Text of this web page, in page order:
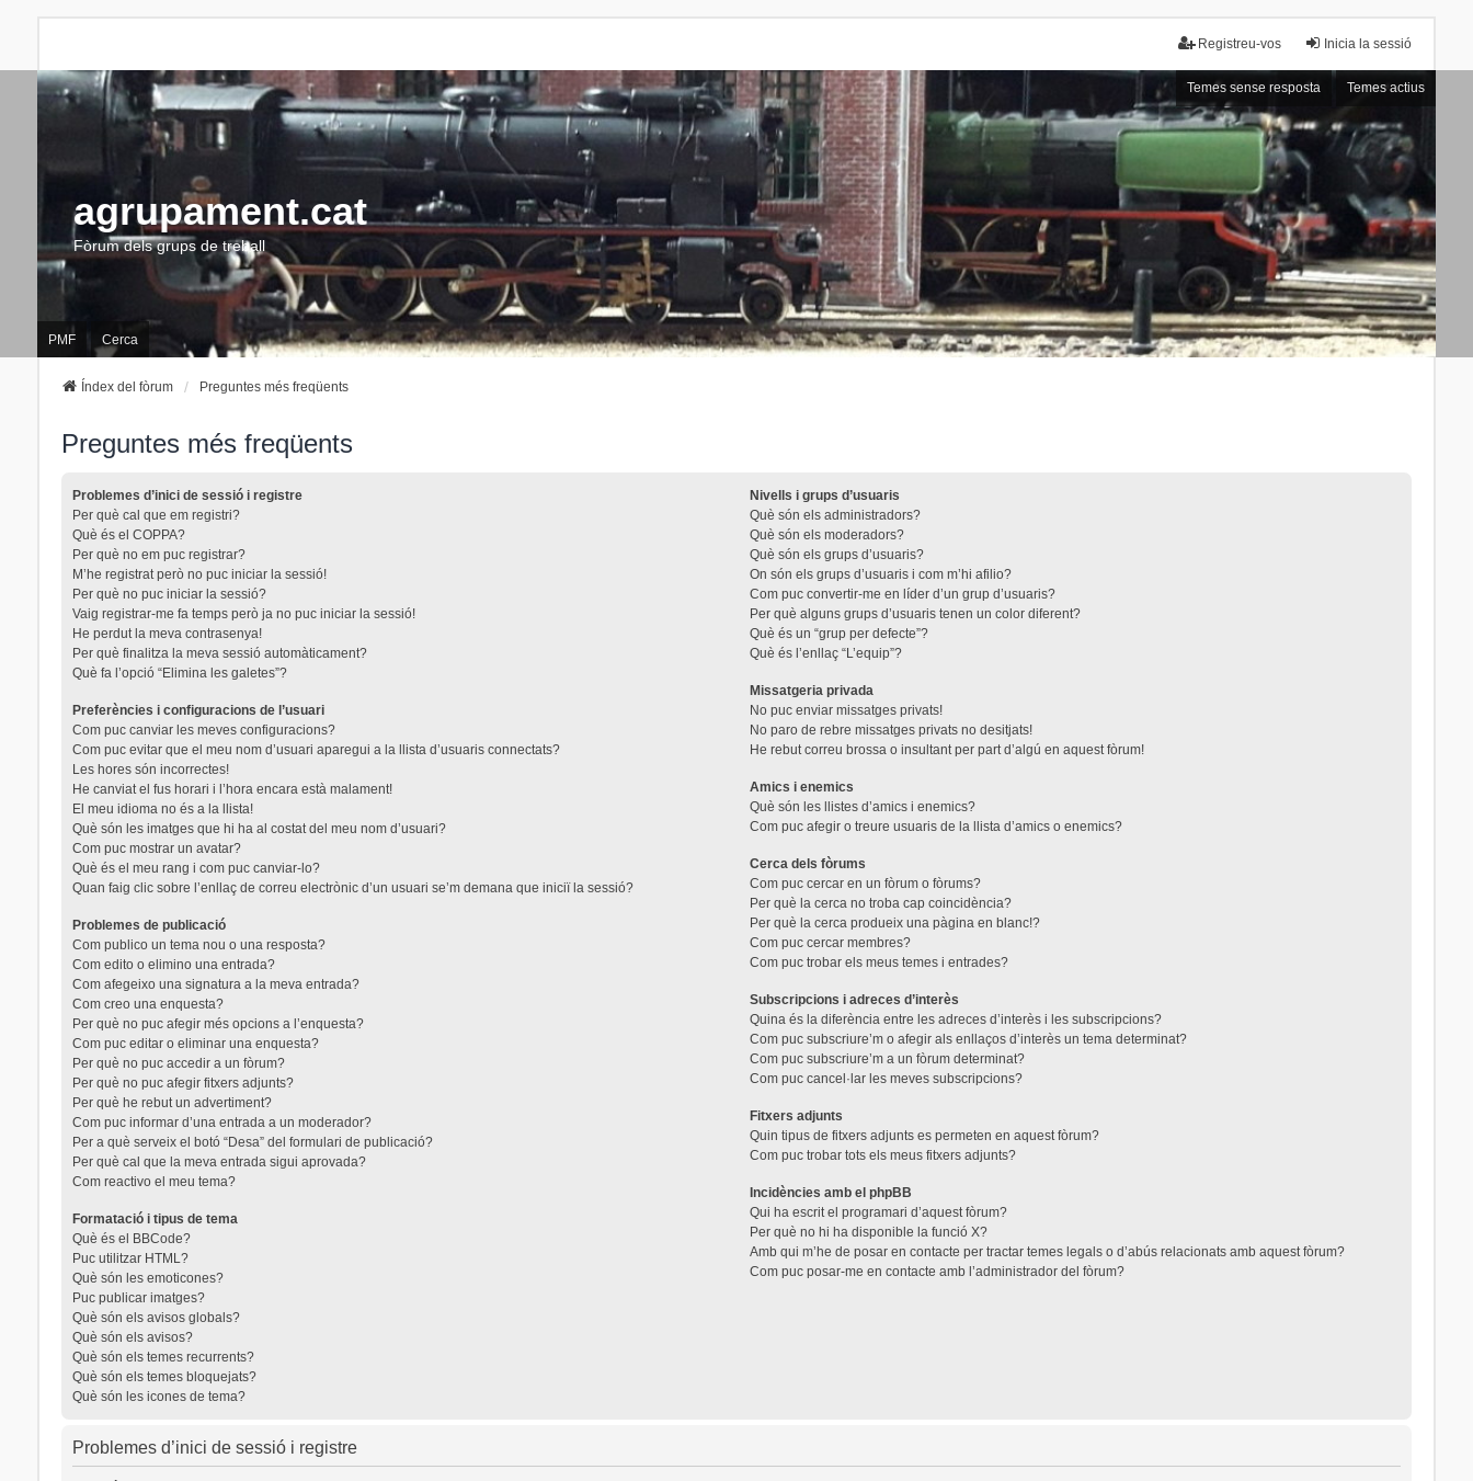
Inicia la sessió
Registreu-vos
Temes sense resposta Temes actius
agrupament.cat
Fòrum dels grups de treball
PMF Cerca
Índex del fòrum Preguntes més freqüents
Preguntes més freqüents
Problemes d’inici de sessió i registre
Per què cal que em registri?
Què és el COPPA?
Per què no em puc registrar?
M’he registrat però no puc iniciar la sessió!
Per què no puc iniciar la sessió?
Vaig registrar-me fa temps però ja no puc iniciar la sessió!
He perdut la meva contrasenya!
Per què finalitza la meva sessió automàticament?
Què fa l’opció “Elimina les galetes”?
Preferències i configuracions de l’usuari
Com puc canviar les meves configuracions?
Com puc evitar que el meu nom d’usuari aparegui a la llista d’usuaris connectats?
Les hores són incorrectes!
He canviat el fus horari i l’hora encara està malament!
El meu idioma no és a la llista!
Què són les imatges que hi ha al costat del meu nom d’usuari?
Com puc mostrar un avatar?
Què és el meu rang i com puc canviar-lo?
Quan faig clic sobre l’enllaç de correu electrònic d’un usuari se’m demana que iniciï la sessió?
Problemes de publicació
Com publico un tema nou o una resposta?
Com edito o elimino una entrada?
Com afegeixo una signatura a la meva entrada?
Com creo una enquesta?
Per què no puc afegir més opcions a l’enquesta?
Com puc editar o eliminar una enquesta?
Per què no puc accedir a un fòrum?
Per què no puc afegir fitxers adjunts?
Per què he rebut un advertiment?
Com puc informar d’una entrada a un moderador?
Per a què serveix el botó “Desa” del formulari de publicació?
Per què cal que la meva entrada sigui aprovada?
Com reactivo el meu tema?
Formatació i tipus de tema
Què és el BBCode?
Puc utilitzar HTML?
Què són les emoticones?
Puc publicar imatges?
Què són els avisos globals?
Què són els avisos?
Què són els temes recurrents?
Què són els temes bloquejats?
Què són les icones de tema?
Nivells i grups d’usuaris
Què són els administradors?
Què són els moderadors?
Què són els grups d’usuaris?
On són els grups d’usuaris i com m’hi afilio?
Com puc convertir-me en líder d’un grup d’usuaris?
Per què alguns grups d’usuaris tenen un color diferent?
Què és un “grup per defecte”?
Què és l’enllaç “L’equip”?
Missatgeria privada
No puc enviar missatges privats!
No paro de rebre missatges privats no desitjats!
He rebut correu brossa o insultant per part d’algú en aquest fòrum!
Amics i enemics
Què són les llistes d’amics i enemics?
Com puc afegir o treure usuaris de la llista d’amics o enemics?
Cerca dels fòrums
Com puc cercar en un fòrum o fòrums?
Per què la cerca no troba cap coincidència?
Per què la cerca produeix una pàgina en blanc!?
Com puc cercar membres?
Com puc trobar els meus temes i entrades?
Subscripcions i adreces d’interès
Quina és la diferència entre les adreces d’interès i les subscripcions?
Com puc subscriure’m o afegir als enllaços d’interès un tema determinat?
Com puc subscriure’m a un fòrum determinat?
Com puc cancel·lar les meves subscripcions?
Fitxers adjunts
Quin tipus de fitxers adjunts es permeten en aquest fòrum?
Com puc trobar tots els meus fitxers adjunts?
Incidències amb el phpBB
Qui ha escrit el programari d’aquest fòrum?
Per què no hi ha disponible la funció X?
Amb qui m’he de posar en contacte per tractar temes legals o d’abús relacionats amb aquest fòrum?
Com puc posar-me en contacte amb l’administrador del fòrum?
Problemes d’inici de sessió i registre